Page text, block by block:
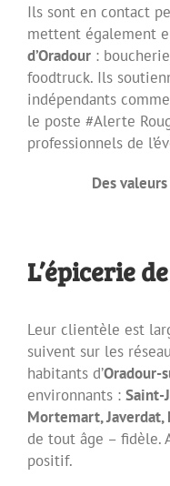
Ils sont en contact
mettent également
d’Oradour :
foodtruck. Ils
indépendants
le poste #Alerte
professionnels de
Des
L’épicerie
Leur clientèle est
suivent sur les
habitants d’Oradour-
environnants : Saint-
Mortemart,
de tout âge – fidèle.
positif.